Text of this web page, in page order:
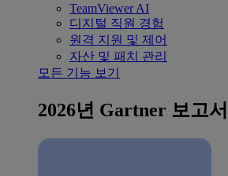
TeamViewer AI
디지털 직원 경험
원격 지원 및 제어
자산 및 패치 관리
모든 기능 보기
2026년 Gartner 보고서